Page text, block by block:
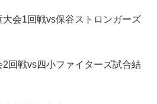
会1回戦vs保谷ストロンガーズ
回戦vs四小ファイターズ試合結